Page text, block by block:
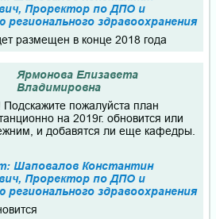
Проректор по ДПО и
регионального здравоохранения
размещен в конце 2018 года
Ярмонова Елизавета
Владимировна
Подскажите пожалуйста план
на 2019г. обновится или
и добавятся ли еще кафедры.
Шаповалов Константин
Проректор по ДПО и
регионального здравоохранения